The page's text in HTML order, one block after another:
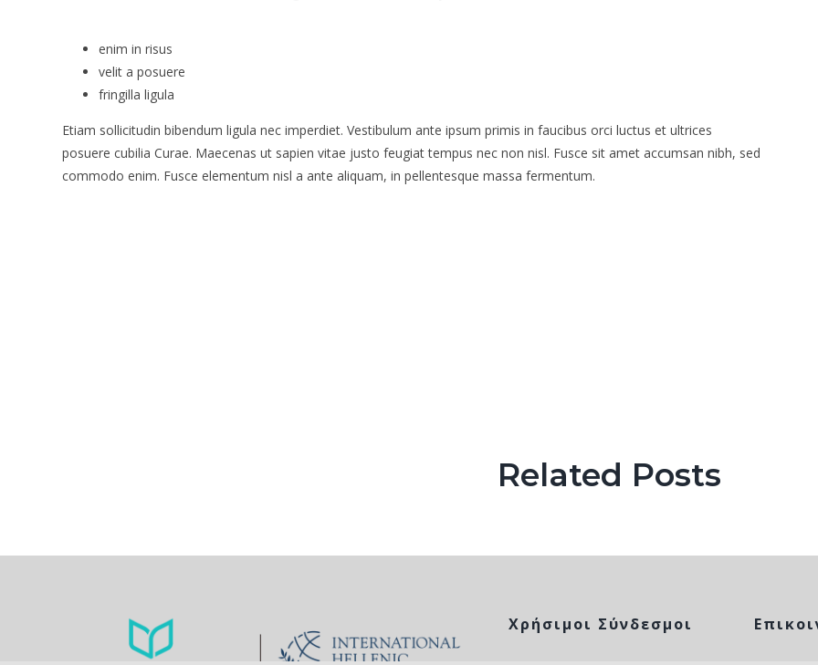
enim in risus
velit a posuere
fringilla ligula
Etiam sollicitudin bibendum ligula nec imperdiet. Vestibulum ante ipsum primis in faucibus orci luctus et ultrices
posuere cubilia Curae. Maecenas ut sapien vitae justo feugiat tempus nec non nisl. Fusce sit amet accumsan nibh, sed
commodo enim. Fusce elementum nisl a ante aliquam, in pellentesque massa fermentum.
Related Posts
Χρήσιμοι Σύνδεσμοι